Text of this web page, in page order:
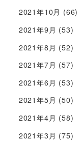
2021年10月 (66)
2021年9月 (53)
2021年8月 (52)
2021年7月 (57)
2021年6月 (53)
2021年5月 (50)
2021年4月 (58)
2021年3月 (75)